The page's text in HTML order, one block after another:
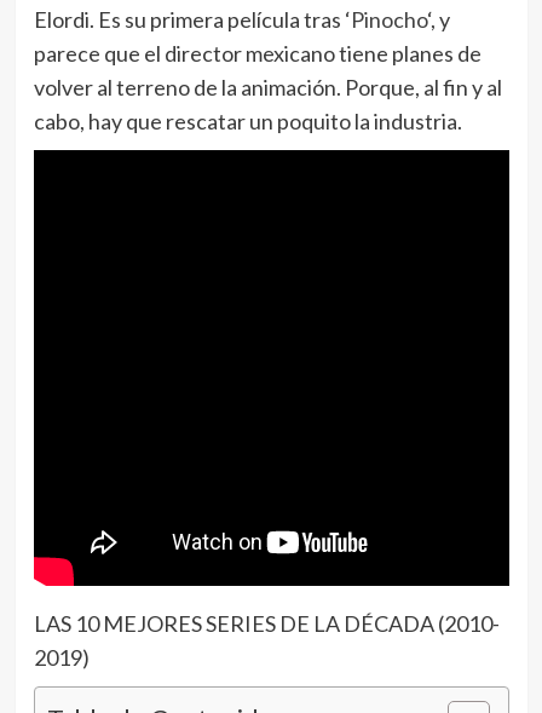
Elordi. Es su primera película tras ‘Pinocho‘, y
parece que el director mexicano tiene planes de
volver al terreno de la animación. Porque, al fin y al
cabo, hay que rescatar un poquito la industria.
LAS 10 MEJORES SERIES DE LA DÉCADA (2010-
2019)